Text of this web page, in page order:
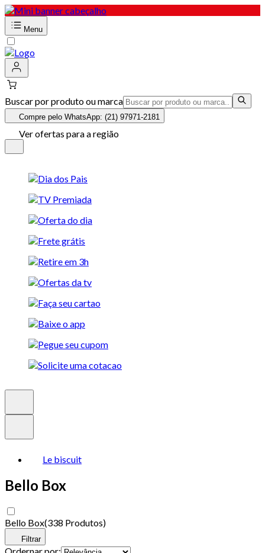
Menu
Buscar por produto ou marca
Compre pelo WhatsApp: (21) 97971-2181
Ver ofertas para a região
Le biscuit
Bello Box
Bello Box(338 Produtos)
Filtrar